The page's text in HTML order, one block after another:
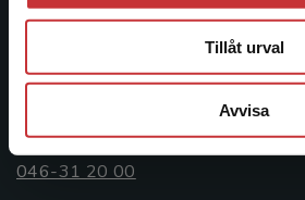
Tillåt urval
Avvisa
längs hela kunskapsresan.
Kontakta oss
Kontakta oss
046-31 20 00